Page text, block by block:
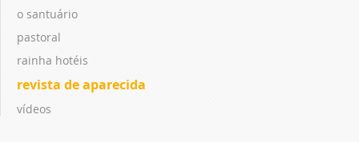
o santuário
pastoral
rainha hotéis
revista de aparecida
vídeos